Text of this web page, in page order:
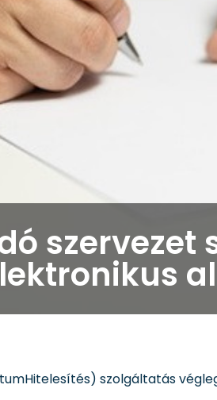
szervezet
szolgáltatás